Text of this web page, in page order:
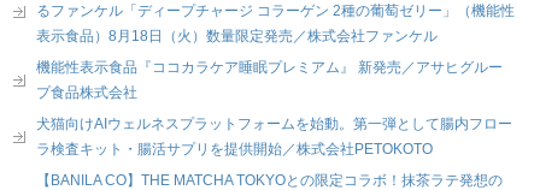
るファンケル「ディープチャージ コラーゲン 2種の葡萄ゼリー」（機能性
表示食品）8月18日（火）数量限定発売／株式会社ファンケル
機能性表示食品『ココカラケア睡眠プレミアム』 新発売／アサヒグルー
プ食品株式会社
犬猫向けAIウェルネスプラットフォームを始動。第一弾として腸内フロー
ラ検査キット・腸活サプリを提供開始／株式会社PETOKOTO
【BANILA CO】THE MATCHA TOKYOとの限定コラボ！抹茶ラテ発想の